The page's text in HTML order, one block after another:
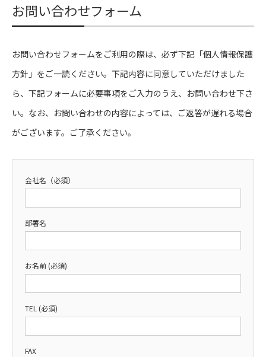
お問い合わせフォーム
お問い合わせフォームをご利用の際は、必ず下記「個人情報保護
方針」をご一読ください。下記内容に同意していただけました
ら、下記フォームに必要事項をご入力のうえ、お問い合わせ下さ
い。なお、お問い合わせの内容によっては、ご返答が遅れる場合
がございます。ご了承ください。
会社名（必須）
部署名
お名前 (必須)
TEL (必須)
FAX